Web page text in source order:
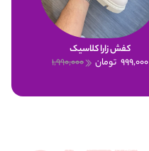
کفش زارا کلاسیک
999,000 تومان 1,990,000